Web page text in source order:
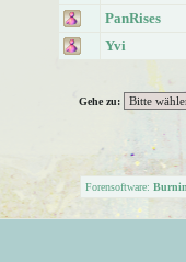
PanRises
Yvi
Gehe zu:
Forensoftware: